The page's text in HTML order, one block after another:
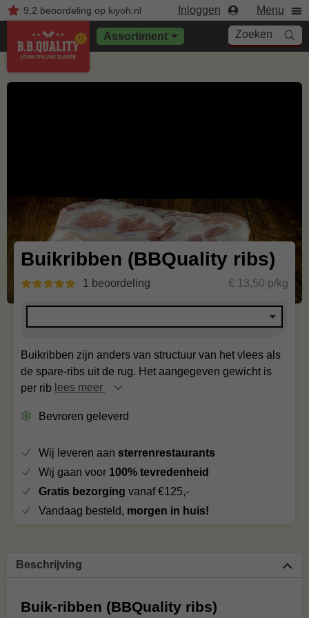
9,2 beoordelingop kiyoh.nl Inloggen Menu
Assortiment Zoeken
Buikribben (BBQuality ribs)
1 beoordeling € 13,50 p/kg
Buikribben zijn anders van structuur van het vlees als
de spare-ribs uit de rug. Het aangegeven gewicht is
per rib lees meer
Bevroren geleverd
Wij leveren aan sterrenrestaurants
Wij gaan voor 100% tevredenheid
Gratis bezorging vanaf €125,-
Vandaag besteld, morgen in huis!
Beschrijving
Buik-ribben (BBQuality ribs)